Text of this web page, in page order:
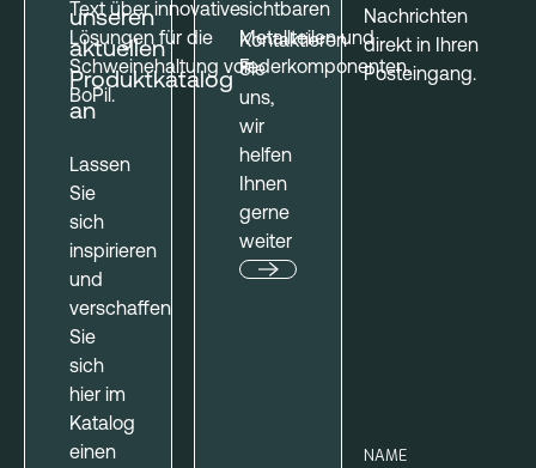
unseren
aktuellen
Produktkatalog
an
Lassen
Sie
sich
inspirieren
und
verschaffen
Sie
sich
hier im
Katalog
einen
Kontaktieren
Sie
uns,
wir
helfen
Ihnen
gerne
weiter
Nachrichten
direkt in Ihren
Posteingang.